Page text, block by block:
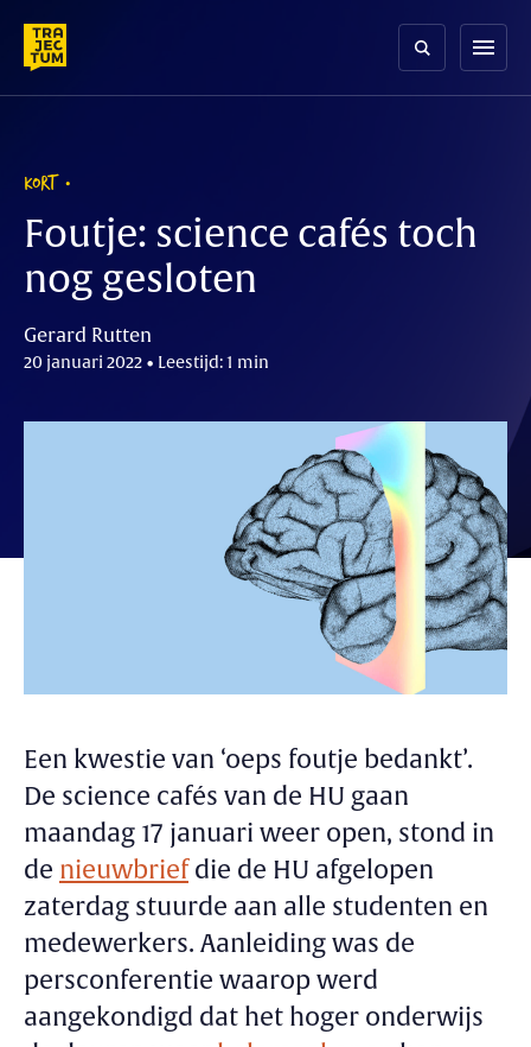
content
menu
KORT
Foutje: science cafés toch
nog gesloten
Gerard Rutten
20 januari 2022 • Leestijd: 1 min
Een kwestie van ‘oeps foutje bedankt’.
De science cafés van de HU gaan
maandag 17 januari weer open, stond in
de nieuwbriefdie de HU afgelopen
zaterdag stuurde aan alle studenten en
medewerkers. Aanleiding was de
persconferentie waarop werd
aangekondigd dat het hoger onderwijs